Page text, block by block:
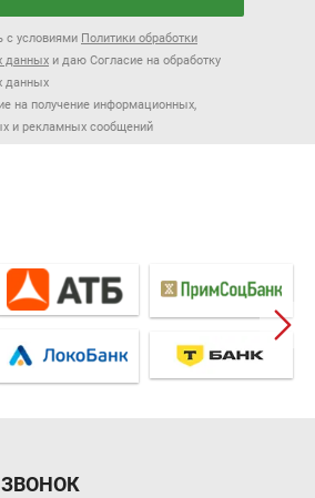
с условиями Политики обработки
данных и даю Согласие на обработку
данных
на получение информационных,
и рекламных сообщений